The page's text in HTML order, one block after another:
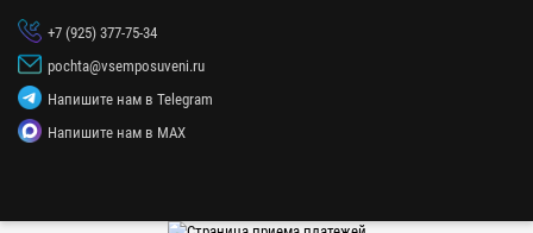
+7 (925) 377-75-34
pochta@vsemposuveni.ru
Напишите нам в Telegram
Напишите нам в MAX